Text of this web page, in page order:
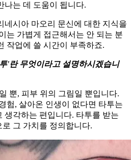
나는 데 도움이 됩니다.
네시아 마오리 문신에 대한 지식을
는 가볍게 접근해서는 안 되는 분
작업에 쓸 시간이 부족하죠.
'란 무엇이라고 설명하시겠습니
뿐, 피부 위의 그림일 뿐입니다.
험, 살아온 인생이 없다면 타투는
생각하는 편입니다. 타투를 받는
그 가치를 정의합니다.